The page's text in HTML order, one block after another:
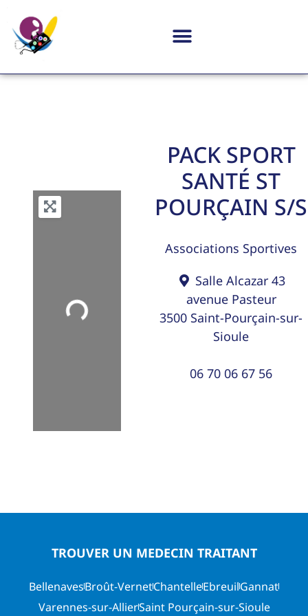
Loading...
PACK SPORT
SANTÉ ST
POURÇAIN S/S
Associations Sportives
Salle Alcazar 43
avenue Pasteur
3500 Saint-Pourçain-sur-
Sioule
06 70 06 67 56
TROUVER UN MEDECIN TRAITANT
BellenavesBroût-VernetChantelleEbreuilGannat
Varennes-sur-AllierSaint Pourçain-sur-Sioule